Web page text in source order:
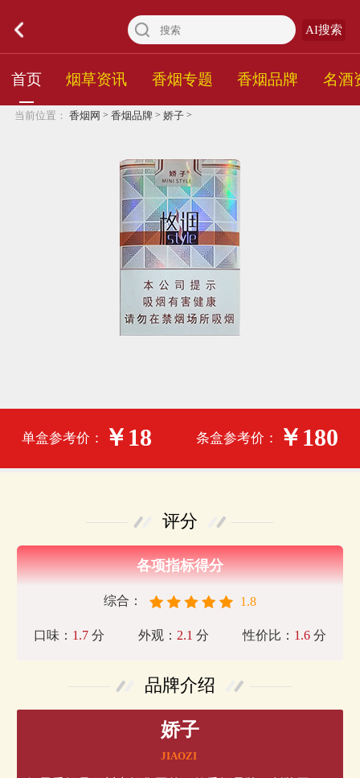
AI搜索
首页 烟草资讯 香烟专题 香烟品牌 名酒
当前位置： 香烟网 > 香烟品牌 > 娇子>
单盒参考价： ￥18 条盒参考价： ￥180
评分
各项指标得分
综合： 1.8
口味： 1.7分 外观： 2.1 分 性价比： 1.6 分
品牌介绍
娇子
JIAOZI